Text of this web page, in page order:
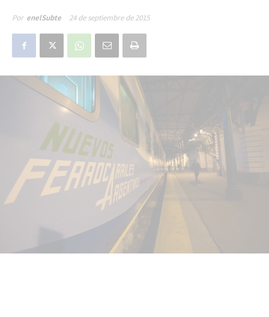
Por enelSubte 24 de septiembre de 2015